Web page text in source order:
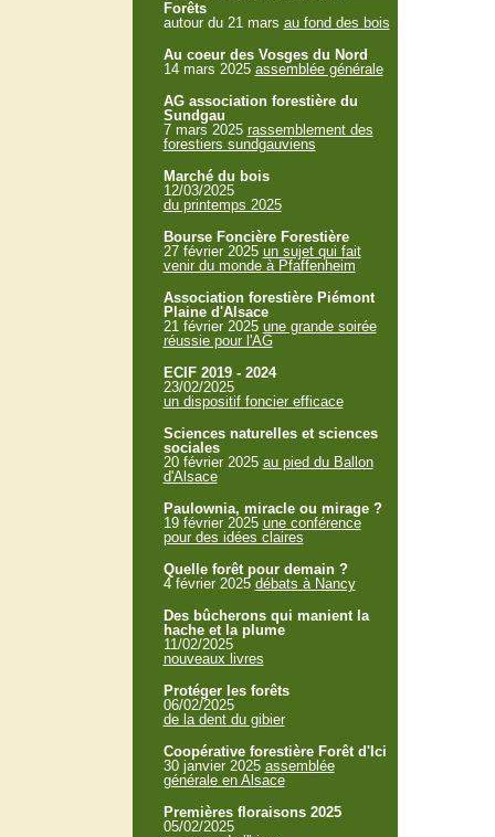
Forêts
autour du 21 mars au fond des bois
Au coeur des Vosges du Nord
14 mars 2025 assemblée générale
AG association forestière du
Sundgau
7 mars 2025 rassemblement des
forestiers sundgauviens
Marché du bois
12/03/2025
du printemps 2025
Bourse Foncière Forestière
27 février 2025 un sujet qui fait
venir du monde à Pfaffenheim
Association forestière Piémont
Plaine d'Alsace
21 février 2025 une grande soirée
réussie pour l'AG
ECIF 2019 - 2024
23/02/2025
un dispositif foncier efficace
Sciences naturelles et sciences
sociales
20 février 2025 au pied du Ballon
d'Alsace
Paulownia, miracle ou mirage ?
19 février 2025 une conférence
pour des idées claires
Quelle forêt pour demain ?
4 février 2025 débats à Nancy
Des bûcherons qui manient la
hache et la plume
11/02/2025
nouveaux livres
Protéger les forêts
06/02/2025
de la dent du gibier
Coopérative forestière Forêt d'Ici
30 janvier 2025 assemblée
générale en Alsace
Premières floraisons 2025
05/02/2025